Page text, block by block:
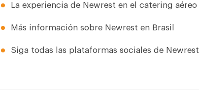
La experiencia de Newrest en el catering aéreo
Más información sobre Newrest en Brasil
Siga todas las plataformas sociales de Newrest